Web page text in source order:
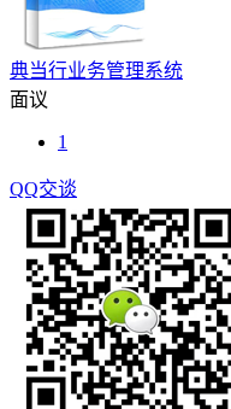
典当行业务管理系统
面议
1
QQ交谈